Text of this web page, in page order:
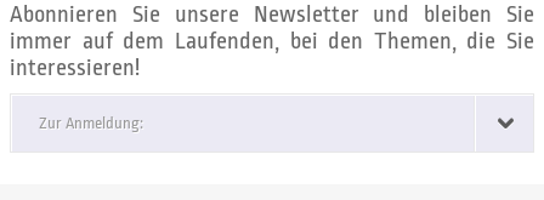
Abonnieren Sie unsere Newsletter und bleiben Sie
immer auf dem Laufenden, bei den Themen, die Sie
interessieren!
Zur Anmeldung: